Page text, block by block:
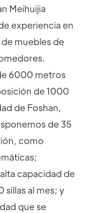
Meihuijia
experiencia en
muebles de
6000 metros
de 1000
de Foshan,
de 35
como
capacidad de
al mes; y
que se